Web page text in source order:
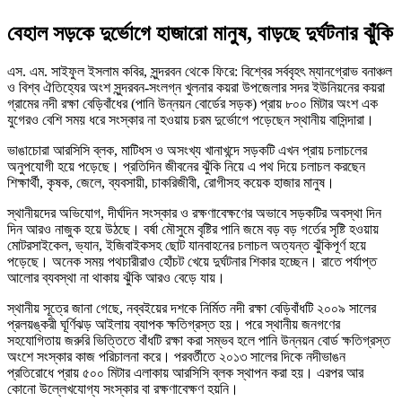
বেহাল সড়কে দুর্ভোগে হাজারো মানুষ, বাড়ছে দুর্ঘটনার ঝুঁকি
এস. এম. সাইফুল ইসলাম কবির, সুন্দরবন থেকে ফিরে: বিশ্বের সর্ববৃহৎ ম্যানগ্রোভ বনাঞ্চল
ও বিশ্ব ঐতিহ্যের অংশ সুন্দরবন-সংলগ্ন খুলনার কয়রা উপজেলার সদর ইউনিয়নের কয়রা
গ্রামের নদী রক্ষা বেড়িবাঁধের (পানি উন্নয়ন বোর্ডের সড়ক) প্রায় ৮০০ মিটার অংশ এক
যুগেরও বেশি সময় ধরে সংস্কার না হওয়ায় চরম দুর্ভোগে পড়েছেন স্থানীয় বাসিন্দারা।
ভাঙাচোরা আরসিসি ব্লক, মাটিধস ও অসংখ্য খানাখন্দে সড়কটি এখন প্রায় চলাচলের
অনুপযোগী হয়ে পড়েছে। প্রতিদিন জীবনের ঝুঁকি নিয়ে এ পথ দিয়ে চলাচল করছেন
শিক্ষার্থী, কৃষক, জেলে, ব্যবসায়ী, চাকরিজীবী, রোগীসহ কয়েক হাজার মানুষ।
স্থানীয়দের অভিযোগ, দীর্ঘদিন সংস্কার ও রক্ষণাবেক্ষণের অভাবে সড়কটির অবস্থা দিন
দিন আরও নাজুক হয়ে উঠছে। বর্ষা মৌসুমে বৃষ্টির পানি জমে বড় বড় গর্তের সৃষ্টি হওয়ায়
মোটরসাইকেল, ভ্যান, ইজিবাইকসহ ছোট যানবাহনের চলাচল অত্যন্ত ঝুঁকিপূর্ণ হয়ে
পড়েছে। অনেক সময় পথচারীরাও হোঁচট খেয়ে দুর্ঘটনার শিকার হচ্ছেন। রাতে পর্যাপ্ত
আলোর ব্যবস্থা না থাকায় ঝুঁকি আরও বেড়ে যায়।
স্থানীয় সূত্রে জানা গেছে, নব্বইয়ের দশকে নির্মিত নদী রক্ষা বেড়িবাঁধটি ২০০৯ সালের
প্রলয়ঙ্করী ঘূর্ণিঝড় আইলায় ব্যাপক ক্ষতিগ্রস্ত হয়। পরে স্থানীয় জনগণের
সহযোগিতায় জরুরি ভিত্তিতে বাঁধটি রক্ষা করা সম্ভব হলে পানি উন্নয়ন বোর্ড ক্ষতিগ্রস্ত
অংশে সংস্কার কাজ পরিচালনা করে। পরবর্তীতে ২০১৩ সালের দিকে নদীভাঙন
প্রতিরোধে প্রায় ৫০০ মিটার এলাকায় আরসিসি ব্লক স্থাপন করা হয়। এরপর আর
কোনো উল্লেখযোগ্য সংস্কার বা রক্ষণাবেক্ষণ হয়নি।